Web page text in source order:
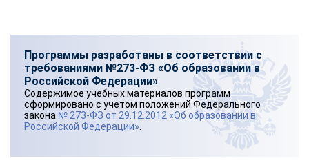
Программы разработаны в соответствии с
требованиями №273-ФЗ «Об образовании в
Российской Федерации»
Содержимое учебных материалов программ
сформировано с учетом положений Федерального
закона № 273-ФЗ от 29.12.2012 «Об образовании в
Российской Федерации»